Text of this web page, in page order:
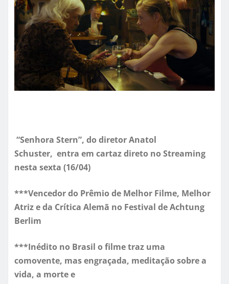
“Senhora Stern”, do diretor Anatol
Schuster, entra em cartaz direto no Streaming
nesta sexta (16/04)
***Vencedor do Prêmio de Melhor Filme, Melhor
Atriz e da Crítica Alemã no Festival de Achtung
Berlim
***Inédito no Brasil o filme traz uma
comovente, mas engraçada, meditação sobre a
vida, a morte e